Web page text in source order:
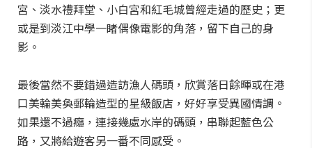
宮、淡水禮拜堂、小白宮和紅毛城曾經走過的歷史；更
或是到淡江中學一睹偶像電影的角落，留下自己的身
影。
最後當然不要錯過造訪漁人碼頭，欣賞落日餘暉或在港
口美輪美奐郵輪造型的星級飯店，好好享受異國情調。
如果還不過癮，連接幾處水岸的碼頭，串聯起藍色公
路，又將給遊客另一番不同感受。